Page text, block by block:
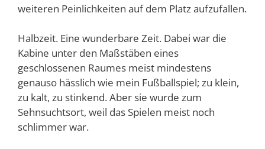
weiteren Peinlichkeiten auf dem Platz aufzufallen.
Halbzeit. Eine wunderbare Zeit. Dabei war die
Kabine unter den Maßstäben eines
geschlossenen Raumes meist mindestens
genauso hässlich wie mein Fußballspiel; zu klein,
zu kalt, zu stinkend. Aber sie wurde zum
Sehnsuchtsort, weil das Spielen meist noch
schlimmer war.